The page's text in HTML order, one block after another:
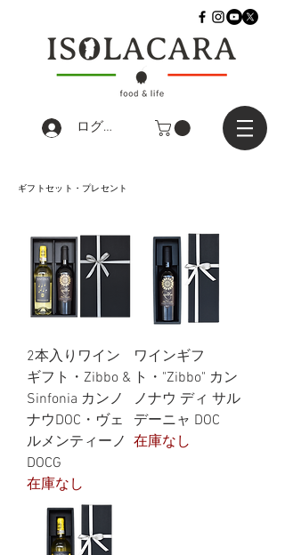
ログイン
ギフトセット・プレセント
2本入りワイン
ギフト・Zibbo &
Sinfonia カンノ
ナウDOC・ヴェ
ルメンティーノ
DOCG
在庫なし
ワインギフ
ト・"Zibbo" カン
ノナウ ディ サル
デーニャ DOC
在庫なし